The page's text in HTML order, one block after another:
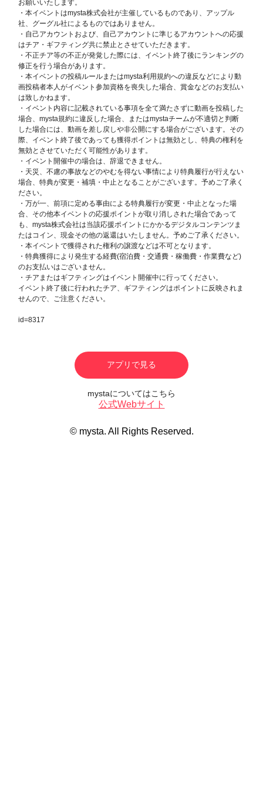
お願いいたします。
・本イベントはmysta株式会社が主催しているものであり、アップル
社、グーグル社によるものではありません。
・自己アカウントおよび、自己アカウントに準じるアカウントへの応援
はチア・ギフティング共に禁止とさせていただきます。
・不正チア等の不正が発覚した際には、イベント終了後にランキングの
修正を行う場合があります。
・本イベントの投稿ルールまたはmysta利用規約への違反などにより動
画投稿者本人がイベント参加資格を喪失した場合、賞金などのお支払い
は致しかねます。
・イベント内容に記載されている事項を全て満たさずに動画を投稿した
場合、mysta規約に違反した場合、またはmystaチームが不適切と判断
した場合には、動画を差し戻しや非公開にする場合がございます。その
際、イベント終了後であっても獲得ポイントは無効とし、特典の権利を
無効とさせていただく可能性があります。
・イベント開催中の場合は、辞退できません。
・天災、不慮の事故などのやむを得ない事情により特典履行が行えない
場合、特典が変更・補填・中止となることがございます。予めご了承く
ださい。
・万が一、前項に定める事由による特典履行が変更・中止となった場
合、その他本イベントの応援ポイントが取り消しされた場合であって
も、mysta株式会社は当該応援ポイントにかかるデジタルコンテンツま
たはコイン、現金その他の返還はいたしません。予めご了承ください。
・本イベントで獲得された権利の譲渡などは不可となります。
・特典獲得により発生する経費(宿泊費・交通費・稼働費・作業費など)
のお支払いはございません。
・チアまたはギフティングはイベント開催中に行ってください。
イベント終了後に行われたチア、ギフティングはポイントに反映されま
せんので、ご注意ください。
id=8317
アプリで見る
mystaについてはこちら
公式Webサイト
© mysta. All Rights Reserved.